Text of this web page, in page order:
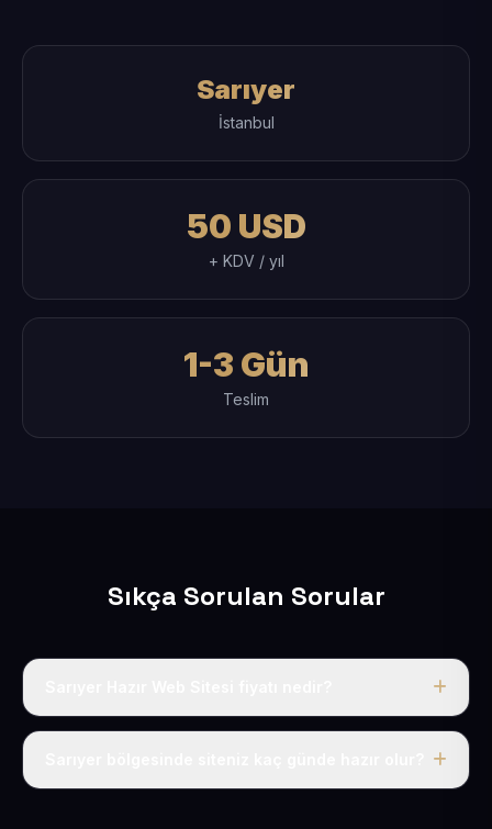
Sarıyer
İstanbul
50 USD
+ KDV / yıl
1-3 Gün
Teslim
Sıkça Sorulan Sorular
Tek fiyat uygulanır: yıllık 50 USD + KDV. Bu bedele alan